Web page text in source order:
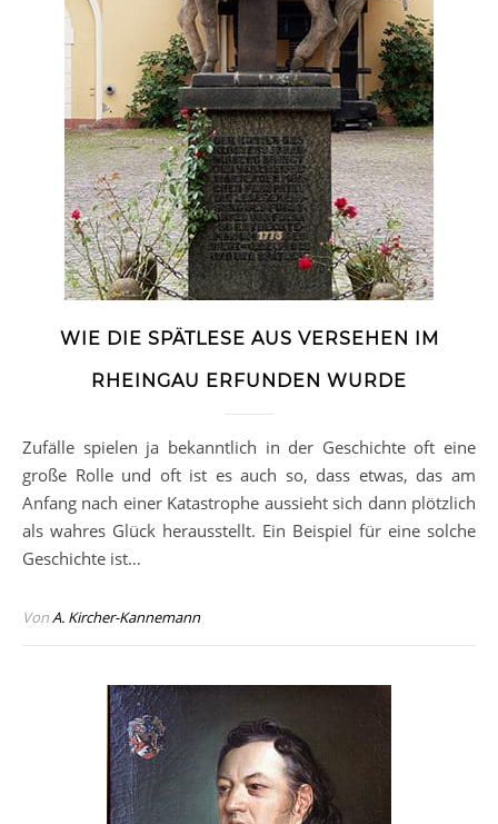
WIE DIE SPÄTLESE AUS VERSEHEN IM
RHEINGAU ERFUNDEN WURDE
Zufälle spielen ja bekanntlich in der Geschichte oft eine
große Rolle und oft ist es auch so, dass etwas, das am
Anfang nach einer Katastrophe aussieht sich dann plötzlich
als wahres Glück herausstellt. Ein Beispiel für eine solche
Geschichte ist…
VonA. Kircher-Kannemann